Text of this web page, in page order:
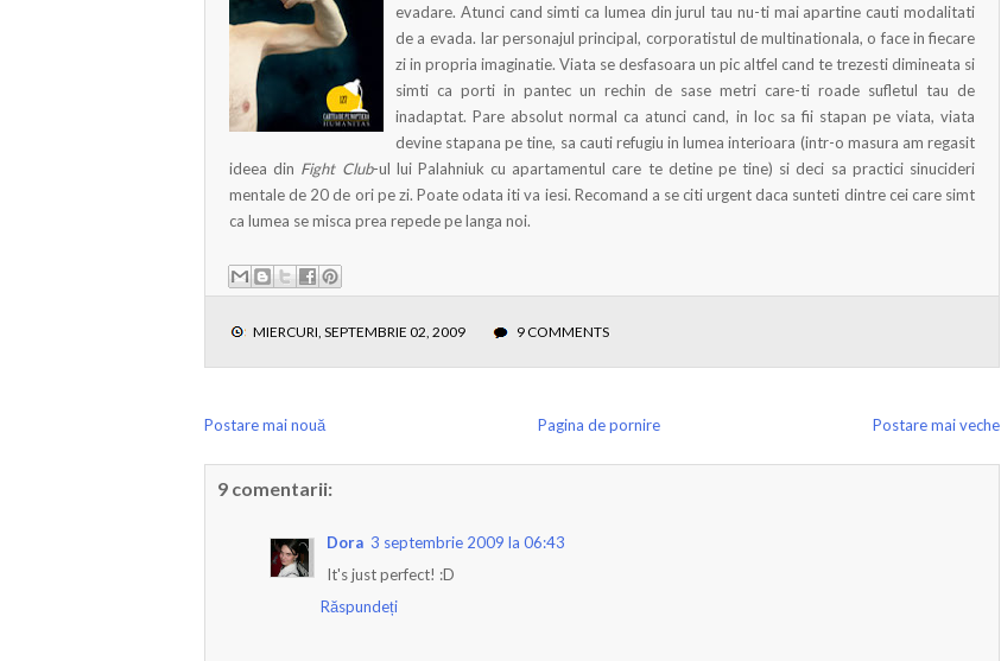
evadare. Atunci cand simti ca lumea din jurul tau nu-ti mai apartine cauti modalitati
de a evada. Iar personajul principal, corporatistul de multinationala, o face in fiecare
zi in propria imaginatie. Viata se desfasoara un pic altfel cand te trezesti dimineata si
simti ca porti in pantec un rechin de sase metri care-ti roade sufletul tau de
inadaptat. Pare absolut normal ca atunci cand, in loc sa fii stapan pe viata, viata
devine stapana pe tine, sa cauti refugiu in lumea interioara (intr-o masura am regasit
ideea din Fight Club-ul lui Palahniuk cu apartamentul care te detine pe tine) si deci sa practici sinucideri
mentale de 20 de ori pe zi. Poate odata iti va iesi. Recomand a se citi urgent daca sunteti dintre cei care simt
ca lumea se misca prea repede pe langa noi.
MIERCURI, SEPTEMBRIE 02, 2009 9 COMMENTS
Postare mai nouă Postare mai veche
Pagina de pornire
9 comentarii:
Dora 3 septembrie 2009 la 06:43
It's just perfect! :D
Răspundeți